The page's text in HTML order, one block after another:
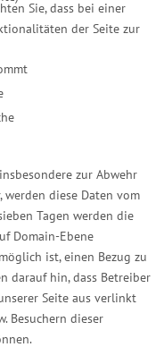
zur Abwehr
werden diese Daten vom
Tagen werden die
Domain-Ebene
ist, einen Bezug zu
darauf hin, dass Betreiber
Seite aus verlinkt
Besuchern dieser
Sie, dass bei einer
der Seite zur